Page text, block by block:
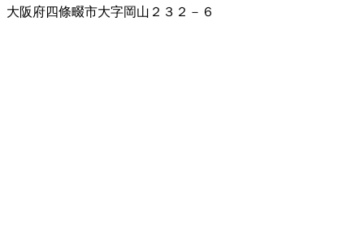
大阪府四條畷市大字岡山２３２－６